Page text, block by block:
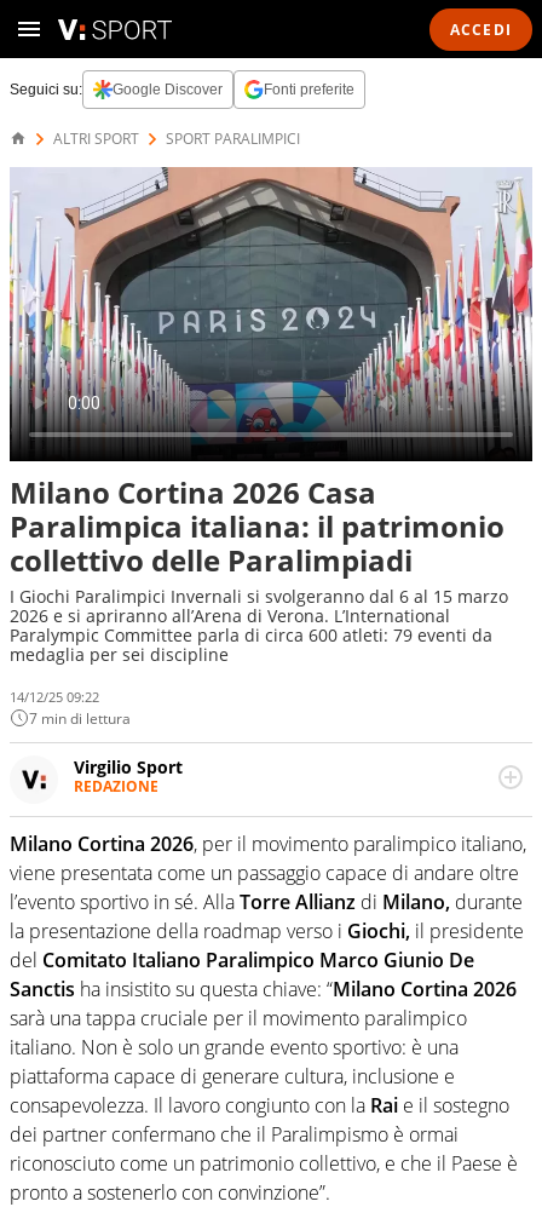
ACCEDI
Seguici su: Google Discover Fonti preferite
ALTRI SPORT SPORT PARALIMPICI
Milano Cortina 2026 Casa
Paralimpica italiana: il patrimonio
collettivo delle Paralimpiadi
I Giochi Paralimpici Invernali si svolgeranno dal 6 al 15 marzo
2026 e si apriranno all’Arena di Verona. L’International
Paralympic Committee parla di circa 600 atleti: 79 eventi da
medaglia per sei discipline
14/12/25 09:22
7 min di lettura
Virgilio Sport
REDAZIONE
appassionato su tutto il mondo dello sport. Calcio,
calciomercato, F1, Motomondiale ma anche tennis,
volley, basket: su Virgilio Sport i tifosi e gli appassionati
sanno che troveranno sempre copertura completa e
zero faziosità. La squadra di Virgilio Sport è formata da
giornalisti ed esperti di sport abili sia nel gioco di
rimessa quando intercettano le notizie e le rilanciano
verso la rete, sia nella costruzione dal basso quando
creano contenuti 100% originali ed esclusivi.
Milano Cortina 2026, per il movimento paralimpico italiano,
viene presentata come un passaggio capace di andare oltre
l’evento sportivo in sé. AllaTorre Allianz di Milano, durante
la presentazione della roadmap verso i Giochi, il presidente
del Comitato Italiano Paralimpico Marco Giunio De
Sanctis ha insistito su questa chiave: “Milano Cortina 2026
sarà una tappa cruciale per il movimento paralimpico
italiano. Non è solo un grande evento sportivo: è una
piattaforma capace di generare cultura, inclusione e
consapevolezza. Il lavoro congiunto con la Rai e il sostegno
dei partner confermano che il Paralimpismo è ormai
riconosciuto come un patrimonio collettivo, e che il Paese è
pronto a sostenerlo con convinzione”.